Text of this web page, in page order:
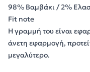
98% Βαμβάκι / 2%
Fit note
Η γραμμή του είναι
άνετη εφαρμογή,
μεγαλύτερο.